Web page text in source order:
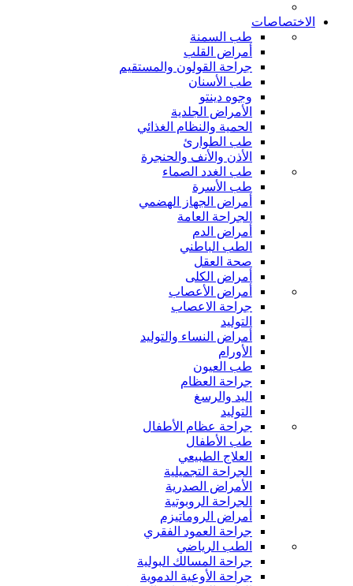
الاختصاصات
طب السمنة
أمراض القلب
جراحة القولون والمستقيم
طب الأسنان
وجوه دينتو
الأمراض الجلدية
الحمية والنظام الغذائي
طب الطوارئ
الأذن والأنف والحنجرة
طب الغدد الصماء
طب الأسرة
أمراض الجهاز الهضمي
الجراحة العامة
أمراض الدم
الطب الباطني
صحة العقل
أمراض الكلى
أمراض الأعصاب
جراحة الاعصاب
التوليد
أمراض النساء والتوليد
الأورام
طب العيون
جراحة العظام
اليد والرسغ
التوليد
جراحة عظام الأطفال
طب الأطفال
العلاج الطبيعي
الجراحة التجميلية
الأمراض الصدرية
الجراحة الروبوتية
أمراض الروماتيزم
جراحة العمود الفقري
الطب الرياضي
جراحة المسالك البولية
جراحة الأوعية الدموية